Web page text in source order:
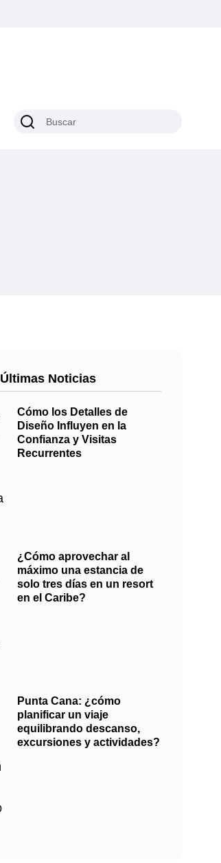
Últimas Noticias
Cómo los Detalles de
Diseño Influyen en la
Confianza y Visitas
Recurrentes
¿Cómo aprovechar al
máximo una estancia de
solo tres días en un resort
en el Caribe?
Punta Cana: ¿cómo
planificar un viaje
equilibrando descanso,
excursiones y actividades?